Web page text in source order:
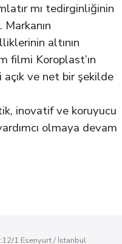
mı tedirginliğinin
altının
filmi Koroplast’ın
ve net bir şekilde
inovatif ve koruyucu
olmaya devam
1 Esenyurt / İstanbul